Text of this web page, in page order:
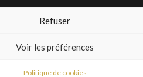
Refuser
Voir les préférences
Politique de cookies